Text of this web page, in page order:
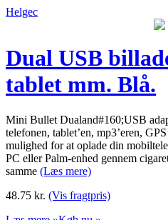
Helgec
Dual USB
tablet mm. Blå.
Mini Bullet Dualand#160;USB
telefonen, tablet’en, mp3’eren,
mulighed for at oplade din
PC eller Palm-enhed gennem
samme (Læs mere)
48.75 kr. (Vis fragtpris)